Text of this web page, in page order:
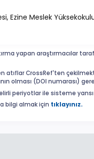
Ezine Meslek
yapan araştırmacılar
atıflar CrossRef'ten
olması (DOI numarası)
periyotlar ile sisteme
bilgi almak için tıklayınız.